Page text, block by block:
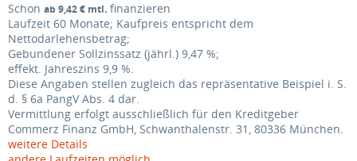
Schon ab 9,42 € mtl. finanzieren
Laufzeit 60 Monate; Kaufpreis entspricht dem
Nettodarlehensbetrag;
Gebundener Sollzinssatz (jährl.) 9,47 %;
effekt. Jahreszins 9,9 %.
Diese Angaben stellen zugleich das repräsentative Beispiel i. S.
d. § 6a PangV Abs. 4 dar.
Vermittlung erfolgt ausschließlich für den Kreditgeber
Commerz Finanz GmbH, Schwanthalenstr. 31, 80336 München.
weitere Details